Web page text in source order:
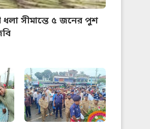
ধলা সীমান্তে ৫ জনের পুশ